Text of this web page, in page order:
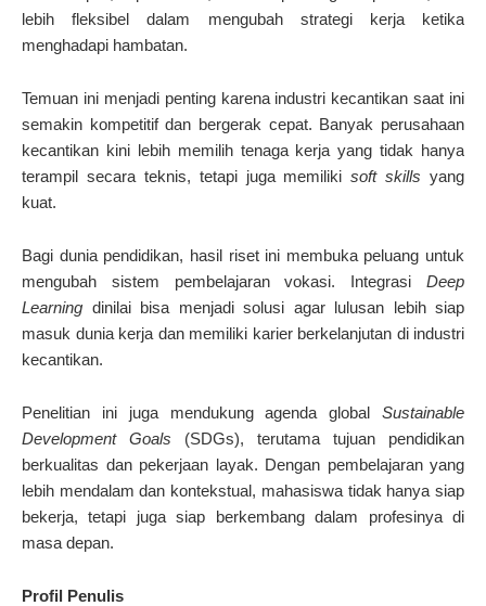
lebih fleksibel dalam mengubah strategi kerja ketika
menghadapi hambatan.
Temuan ini menjadi penting karena industri kecantikan saat ini
semakin kompetitif dan bergerak cepat. Banyak perusahaan
kecantikan kini lebih memilih tenaga kerja yang tidak hanya
terampil secara teknis, tetapi juga memilikisoft skills yang
kuat.
Bagi dunia pendidikan, hasil riset ini membuka peluang untuk
mengubah sistem pembelajaran vokasi. Integrasi Deep
Learning dinilai bisa menjadi solusi agar lulusan lebih siap
masuk dunia kerja dan memiliki karier berkelanjutan di industri
kecantikan.
Penelitian ini juga mendukung agenda global Sustainable
Development Goals (SDGs), terutama tujuan pendidikan
berkualitas dan pekerjaan layak. Dengan pembelajaran yang
lebih mendalam dan kontekstual, mahasiswa tidak hanya siap
bekerja, tetapi juga siap berkembang dalam profesinya di
masa depan.
Profil Penulis